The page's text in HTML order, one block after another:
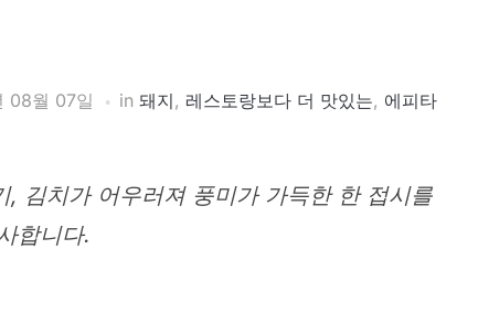
08월 07일 in 돼지, 레스토랑보다 더 맛있는, 에피타
김치가 어우러져 풍미가 가득한 한 접시를
합니다.